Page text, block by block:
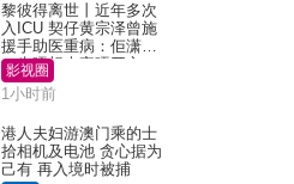
黎彼得离世丨近年多次
入ICU 契仔黄宗泽曾施
援手助医重病：佢潇洒
一生唔想大家唔开心
影视圈
1小时前
港人夫妇游澳门乘的士
拾相机及电池 贪心据为
己有 再入境时被捕